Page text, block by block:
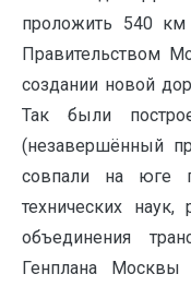
проложить 540 км
Правительством
создании новой
Так были
(незавершённый
совпали на юге
технических наук,
объединения
Генплана Москвы